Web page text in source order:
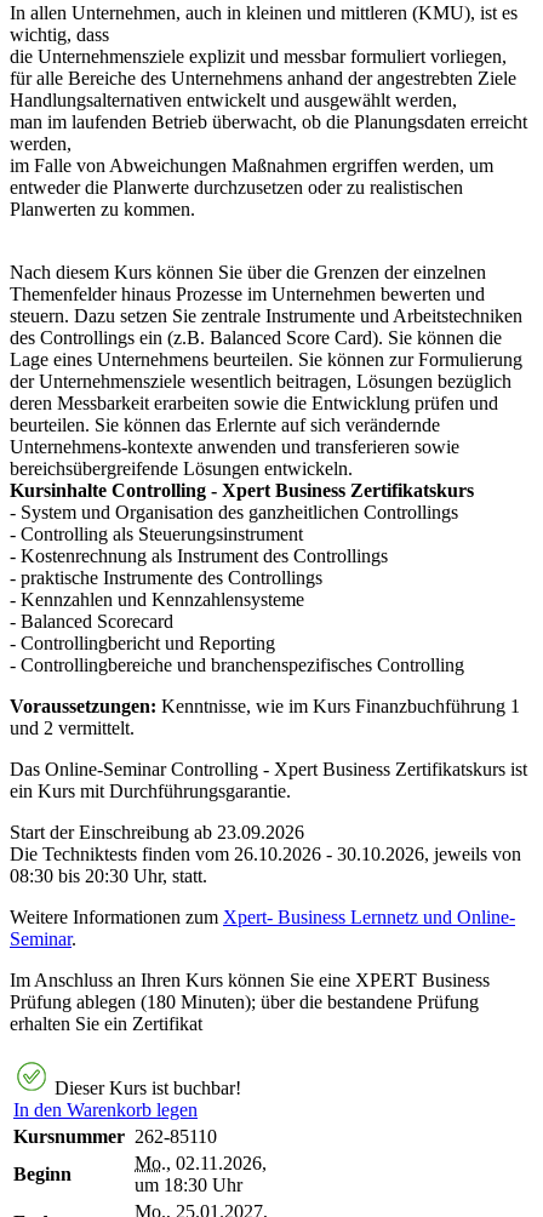
In allen Unternehmen, auch in kleinen und mittleren (KMU), ist es
wichtig, dass
die Unternehmensziele explizit und messbar formuliert vorliegen,
für alle Bereiche des Unternehmens anhand der angestrebten Ziele
Handlungsalternativen entwickelt und ausgewählt werden,
man im laufenden Betrieb überwacht, ob die Planungsdaten erreicht
werden,
im Falle von Abweichungen Maßnahmen ergriffen werden, um
entweder die Planwerte durchzusetzen oder zu realistischen
Planwerten zu kommen.
Nach diesem Kurs können Sie über die Grenzen der einzelnen
Themenfelder hinaus Prozesse im Unternehmen bewerten und
steuern. Dazu setzen Sie zentrale Instrumente und Arbeitstechniken
des Controllings ein (z.B. Balanced Score Card). Sie können die
Lage eines Unternehmens beurteilen. Sie können zur Formulierung
der Unternehmensziele wesentlich beitragen, Lösungen bezüglich
deren Messbarkeit erarbeiten sowie die Entwicklung prüfen und
beurteilen. Sie können das Erlernte auf sich verändernde
Unternehmens-kontexte anwenden und transferieren sowie
bereichsübergreifende Lösungen entwickeln.
Kursinhalte Controlling - Xpert Business Zertifikatskurs
- System und Organisation des ganzheitlichen Controllings
- Controlling als Steuerungsinstrument
- Kostenrechnung als Instrument des Controllings
- praktische Instrumente des Controllings
- Kennzahlen und Kennzahlensysteme
- Balanced Scorecard
- Controllingbericht und Reporting
- Controllingbereiche und branchenspezifisches Controlling
Voraussetzungen: Kenntnisse, wie im Kurs Finanzbuchführung 1
und 2 vermittelt.
Das Online-Seminar Controlling - Xpert Business Zertifikatskurs ist
ein Kurs mit Durchführungsgarantie.
Start der Einschreibung ab 23.09.2026
Die Techniktests finden vom 26.10.2026 - 30.10.2026, jeweils von
08:30 bis 20:30 Uhr, statt.
Weitere Informationen zum Xpert- Business Lernnetz und Online-
Seminar.
Im Anschluss an Ihren Kurs können Sie eine XPERT Business
Prüfung ablegen (180 Minuten); über die bestandene Prüfung
erhalten Sie ein Zertifikat
Dieser Kurs ist buchbar!
In den Warenkorb legen
Kursnummer 262-85110
Beginn
Mo., 02.11.2026,
um 18:30 Uhr
Mo., 25.01.2027,